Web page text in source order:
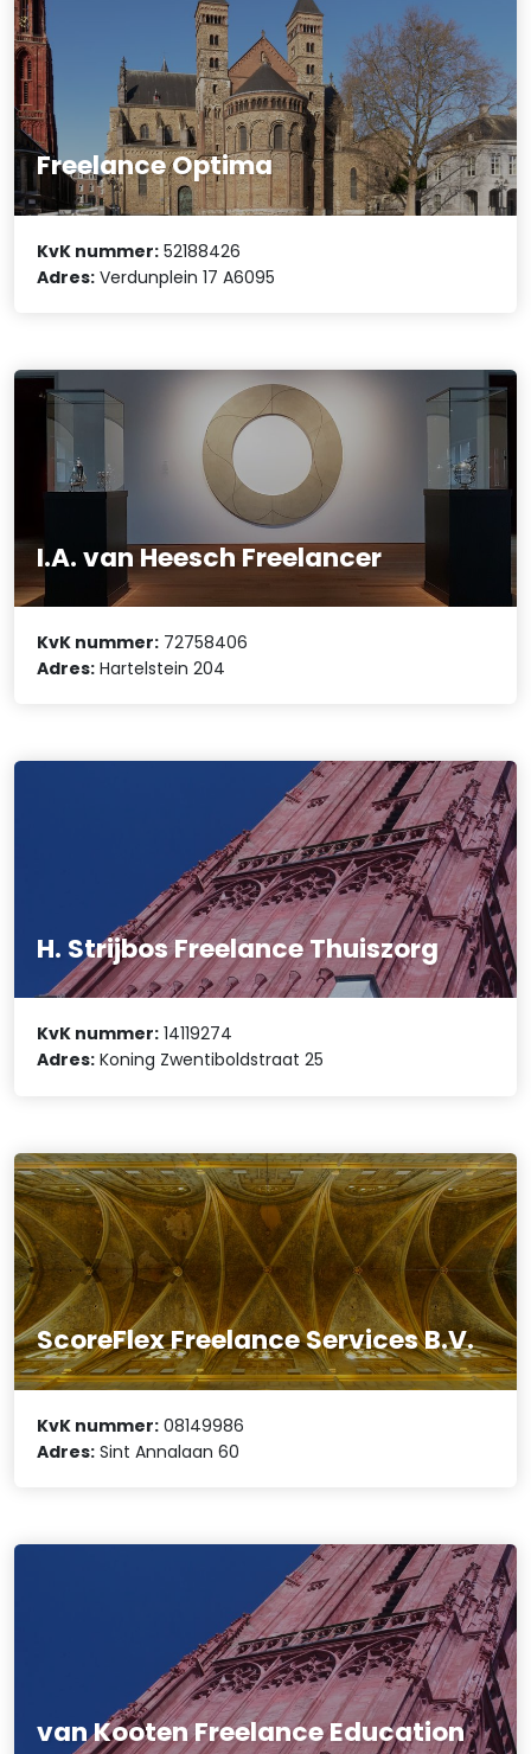
Freelance Optima
KvK nummer: 52188426
Adres: Verdunplein 17 A6095
I.A. van Heesch Freelancer
KvK nummer: 72758406
Adres: Hartelstein 204
H. Strijbos Freelance Thuiszorg
KvK nummer: 14119274
Adres: Koning Zwentiboldstraat 25
ScoreFlex Freelance Services B.V.
KvK nummer: 08149986
Adres: Sint Annalaan 60
van Kooten Freelance Education